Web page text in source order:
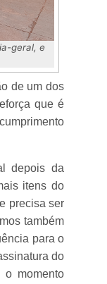
geral, e
de um dos
que é
depois da
itens do
precisa ser
também
para o
do
o momento